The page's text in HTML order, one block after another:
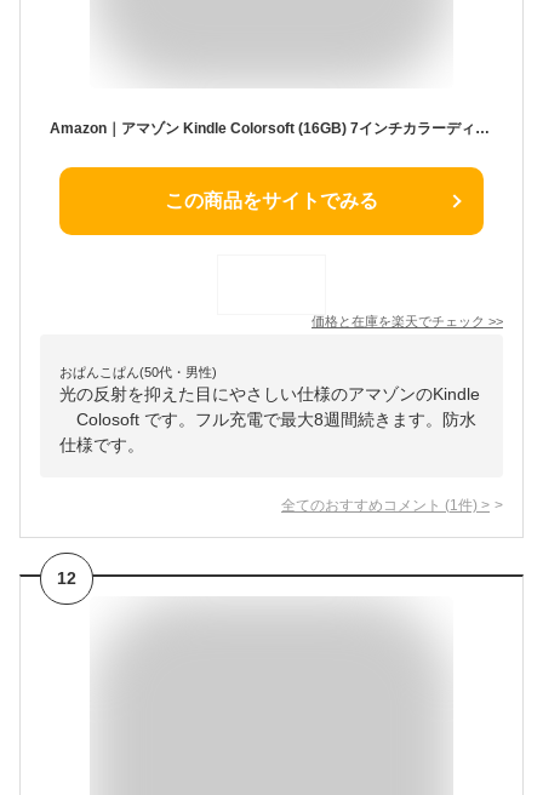
Amazon｜アマゾン Kindle Colorsoft (16GB) 7インチカラーディスプレイ、色調調節ライト、8週間持続バッテリー、広告無し (2025年発売) ブラック B0CX8MT2M2 [7インチ /防水]
この商品をサイトでみる
価格と在庫を楽天でチェック >>
おぱんこぱん(50代・男性)
光の反射を抑えた目にやさしい仕様のアマゾンのKindle
Colosoft です。フル充電で最大8週間続きます。防水
仕様です。
全てのおすすめコメント (1 件) >
12